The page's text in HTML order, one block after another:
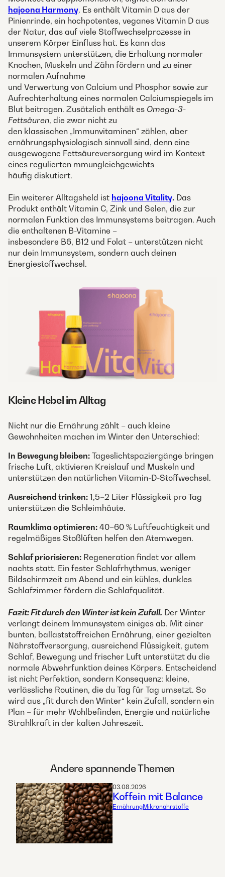
hajoona Harmony. Es enthält Vitamin D aus der
Pinienrinde, ein hochpotentes, veganes Vitamin D aus
der Natur, das auf viele Stoffwechselprozesse in
unserem Körper Einfluss hat. Es kann das
Immunsystem unterstützen, die Erhaltung normaler
Knochen, Muskeln und Zähn fördern und zu einer
normalen Aufnahme
und Verwertung von Calcium und Phosphor sowie zur
Aufrechterhaltung eines normalen Calciumspiegels im
Blut beitragen. Zusätzlich enthält es Omega-3-
Fettsäuren, die zwar nicht zu
den klassischen „Immunvitaminen“ zählen, aber
ernährungsphysiologisch sinnvoll sind, denn eine
ausgewogene Fettsäureversorgung wird im Kontext
eines regulierten mmungleichgewichts
häufig diskutiert.
Ein weiterer Alltagsheld ist hajoona Vitality. Das
Produkt enthält Vitamin C, Zink und Selen, die zur
normalen Funktion des Immunsystems beitragen. Auch
die enthaltenen B-Vitamine –
insbesondere B6, B12 und Folat – unterstützen nicht
nur dein Immunsystem, sondern auch deinen
Energiestoffwechsel.
Kleine Hebel im Alltag
Nicht nur die Ernährung zählt – auch kleine
Gewohnheiten machen im Winter den Unterschied:
In Bewegung bleiben: Tageslichtspaziergänge bringen
frische Luft, aktivieren Kreislauf und Muskeln und
unterstützen den natürlichen Vitamin-D-Stoffwechsel.
Ausreichend trinken: 1,5–2 Liter Flüssigkeit pro Tag
unterstützen die Schleimhäute.
Raumklima optimieren: 40–60 % Luftfeuchtigkeit und
regelmäßiges Stoßlüften helfen den Atemwegen.
Schlaf priorisieren: Regeneration findet vor allem
nachts statt. Ein fester Schlafrhythmus, weniger
Bildschirmzeit am Abend und ein kühles, dunkles
Schlafzimmer fördern die Schlafqualität.
Fazit: Fit durch den Winter ist kein Zufall. Der Winter
verlangt deinem Immunsystem einiges ab. Mit einer
bunten, ballaststoffreichen Ernährung, einer gezielten
Nährstoffversorgung, ausreichend Flüssigkeit, gutem
Schlaf, Bewegung und frischer Luft unterstützt du die
normale Abwehrfunktion deines Körpers. Entscheidend
ist nicht Perfektion, sondern Konsequenz: kleine,
verlässliche Routinen, die du Tag für Tag umsetzt. So
wird aus „fit durch den Winter“ kein Zufall, sondern ein
Plan – für mehr Wohlbefinden, Energie und natürliche
Strahlkraft in der kalten Jahreszeit.
Andere spannende Themen
03.08.2026
Koffein mit Balance
ErnährungMikronährstoffe